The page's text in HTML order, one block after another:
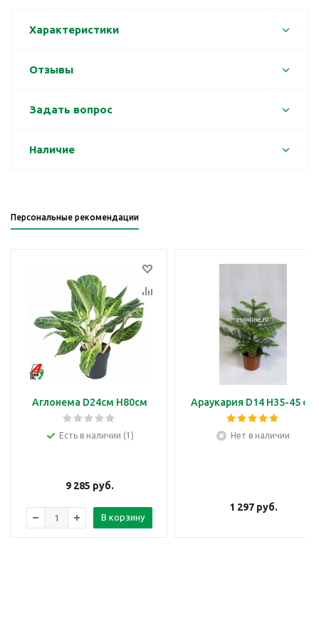
Характеристики
Отзывы
Задать вопрос
Наличие
Персональные рекомендации
Аглонема D24см H80см
Есть в наличии (1)
9 285 руб.
В корзину
Араукария D14 H35-45 см
Нет в наличии
1 297руб.